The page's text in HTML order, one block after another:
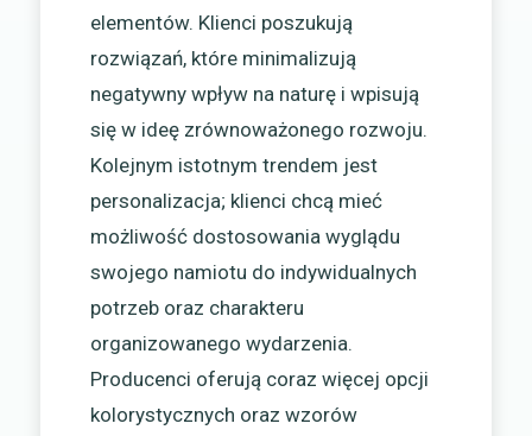
elementów. Klienci poszukują
rozwiązań, które minimalizują
negatywny wpływ na naturę i wpisują
się w ideę zrównoważonego rozwoju.
Kolejnym istotnym trendem jest
personalizacja; klienci chcą mieć
możliwość dostosowania wyglądu
swojego namiotu do indywidualnych
potrzeb oraz charakteru
organizowanego wydarzenia.
Producenci oferują coraz więcej opcji
kolorystycznych oraz wzorów